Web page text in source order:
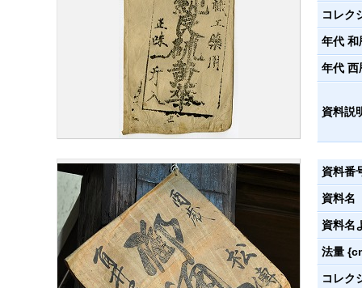
コレク
年代 和
年代 西
資料説
資料番
資料名
資料名
法量
コレク